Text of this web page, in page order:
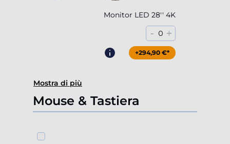
Monitor LED 28'' 4K
- 0 +
+294,90 €*
Mostra di più
Mouse & Tastiera